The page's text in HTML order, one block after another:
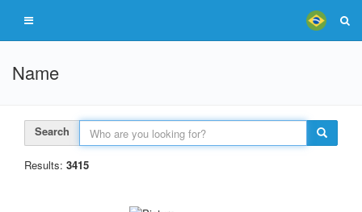
Name
Search
Results: 3415